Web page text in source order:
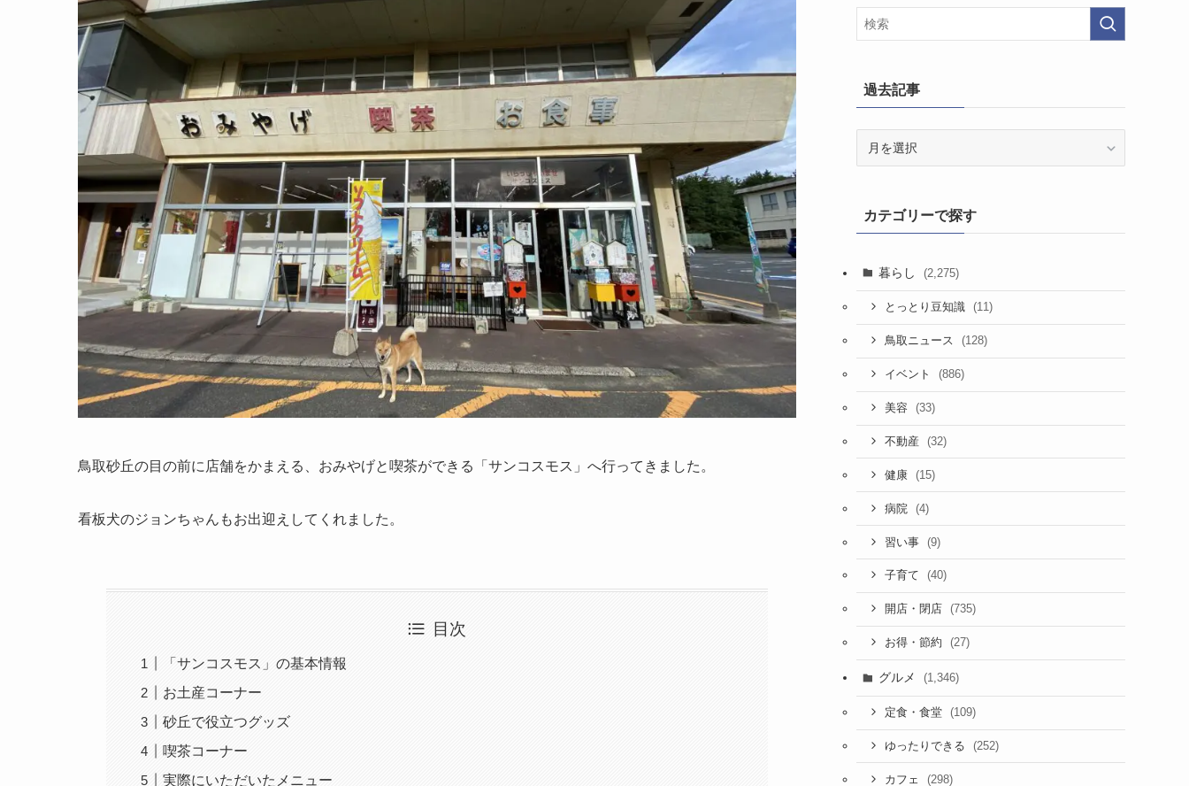
鳥取砂丘の目の前に店舗をかまえる、おみやげと喫茶ができる「サンコスモス」へ行ってきました。
看板犬のジョンちゃんもお出迎えしてくれました。
目次
「サンコスモス」の基本情報
お土産コーナー
砂丘で役立つグッズ
喫茶コーナー
実際にいただいたメニュー
過去記事
カテゴリーで探す
暮らし (2,275)
とっとり豆知識 (11)
鳥取ニュース (128)
イベント (886)
美容 (33)
不動産 (32)
健康 (15)
病院 (4)
習い事 (9)
子育て (40)
開店・閉店 (735)
お得・節約 (27)
グルメ (1,346)
定食・食堂 (109)
ゆったりできる (252)
カフェ (298)